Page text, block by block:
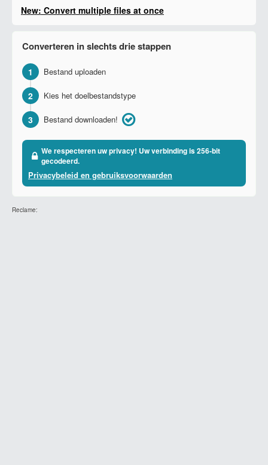
New: Convert multiple files at once
Converteren in slechts drie stappen
1 Bestand uploaden
2 Kies het doelbestandstype
3 Bestand downloaden!
We respecteren uw privacy! Uw verbinding is 256-bit
gecodeerd.
Privacybeleid en gebruiksvoorwaarden
Reclame: